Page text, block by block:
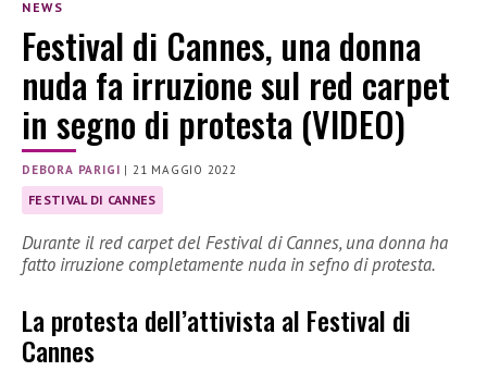
NEWS
Festival di Cannes, una donna
nuda fa irruzione sul red carpet
in segno di protesta (VIDEO)
DEBORA PARIGI | 21 MAGGIO 2022
FESTIVAL DI CANNES
Durante il red carpet del Festival di Cannes, una donna ha
fatto irruzione completamente nuda in sefno di protesta.
La protesta dell’attivista al Festival di
Cannes